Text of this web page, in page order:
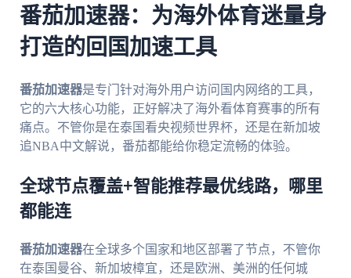
番茄加速器：为海外体育迷量身
打造的回国加速工具
番茄加速器是专门针对海外用户访问国内网络的工具，
它的六大核心功能，正好解决了海外看体育赛事的所有
痛点。不管你是在泰国看央视频世界杯，还是在新加坡
追NBA中文解说，番茄都能给你稳定流畅的体验。
全球节点覆盖+智能推荐最优线路，哪里
都能连
番茄加速器在全球多个国家和地区部署了节点，不管你
在泰国曼谷、新加坡樟宜，还是欧洲、美洲的任何城